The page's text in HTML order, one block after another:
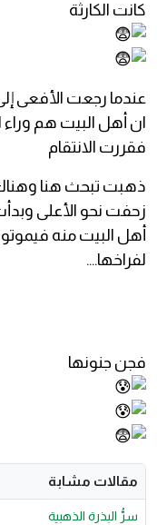
كانت الكارثة
عندما رجعت الأفعى
ان أهل البيت هم وراء
فقررت الانتقام
ذهبت تبحث هنا
زحفت نحو الأعلى
أهل البيت منه
لفراخها….
فجن جنونها
مقالات مشابة
سرُّ البذرة الذهبية